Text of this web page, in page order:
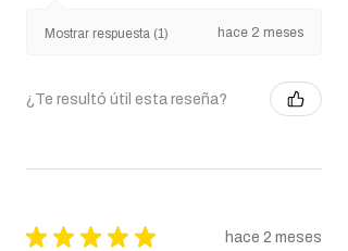
Mostrar respuesta (1) hace 2 meses
¿Te resultó útil esta reseña?
★ ★ ★ ★ ★ hace 2 meses